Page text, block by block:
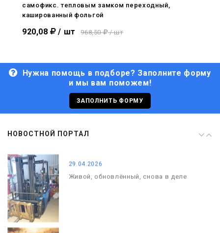
самофикс. тепловым замком переходный,
кашированный фольгой
920,08 / шт 968,50 / шт
Нужна помощь в подборе? Заполните форму
и мы вам поможем!
ЗАПОЛНИТЬ ФОРМУ
НОВОСТНОЙ ПОРТАЛ
29.06.2026
С Днём кораблестроителя!
С Днём Победы. Память, которая с
29.04.2026
Живой, обновлённый, снова в деле